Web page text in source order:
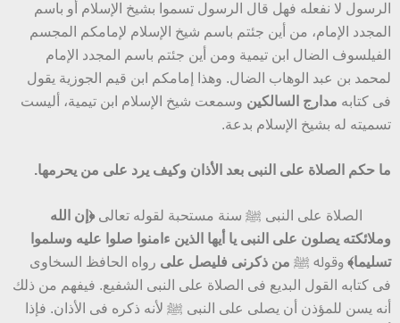
الرسول لا نفعله فهل قال الرسول تسموا بشيخ الإسلام أو باسم
المجدد الإمام، من أين جئتم باسم شيخ الإسلام لإمامكم المجسم
الفيلسوف الضال ابن تيمية ومن أين جئتم باسم المجدد الإمام
لمحمد بن عبد الوهاب الضال. وهذا إمامكم ابن قيم الجوزية يقول
فى كتابه مدارج السالكين وسمعت شيخ الإسلام ابن تيمية، أليست
تسميته له بشيخ الإسلام بدعة.
ما حكم الصلاة على النبى بعد الأذان وكيف يرد على من يحرمها.
الصلاة على النبى ﷺ سنة مستحبة لقوله تعالى﴿إن الله
وملائكته يصلون على النبى يا أيها الذين ءامنوا صلوا عليه وسلموا
تسليما﴾ وقوله ﷺ من ذكرنى فليصل على رواه الحافظ السخاوى
فى كتابه القول البديع فى الصلاة على النبى الشفيع. فيفهم من ذلك
أنه يسن للمؤذن أن يصلى على النبى ﷺ لأنه ذكره فى الأذان. فإذا